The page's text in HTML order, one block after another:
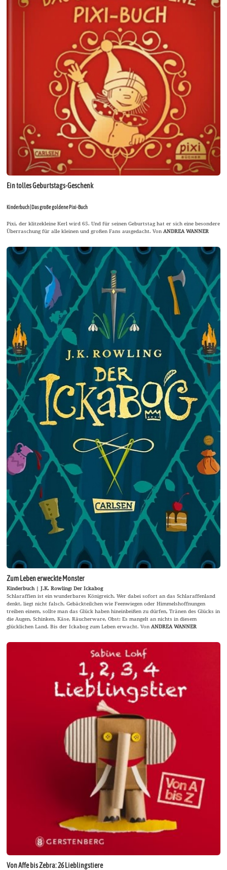
Ein tolles Geburtstags-Geschenk
Kinderbuch | Das große goldene Pixi-Buch
Pixi, der klitzekleine Kerl wird 65. Und für seinen Geburtstag hat er sich eine besondere
Überraschung für alle kleinen und großen Fans ausgedacht. VonANDREA WANNER
Zum Leben erweckte Monster
Kinderbuch | J.K. Rowling: Der Ickabog
Schlaraffien ist ein wunderbares Königreich. Wer dabei sofort an das Schlaraffenland
denkt, liegt nicht falsch. Gebäckteilchen wie Feenwiegen oder Himmelshoffnungen
treiben einem, sollte man das Glück haben hineinbeißen zu dürfen, Tränen des Glücks in
die Augen, Schinken, Käse, Räucherware, Obst: Es mangelt an nichts in diesem
glücklichen Land. Bis der Ickabog zum Leben erwacht. VonANDREA WANNER
Von Affe bis Zebra: 26 Lieblingstiere